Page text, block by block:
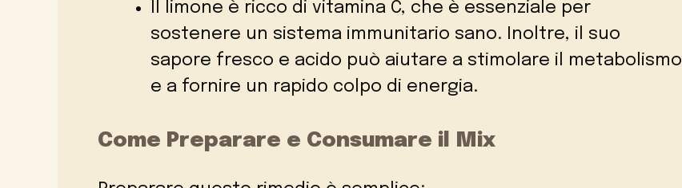
Il limone è ricco di vitamina C, che è essenziale per
sostenere un sistema immunitario sano. Inoltre, il suo
sapore fresco e acido può aiutare a stimolare il metabolismo
e a fornire un rapido colpo di energia.
Come Preparare e Consumare il Mix